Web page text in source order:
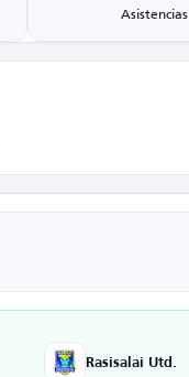
Asistencias
Rasisalai Utd.